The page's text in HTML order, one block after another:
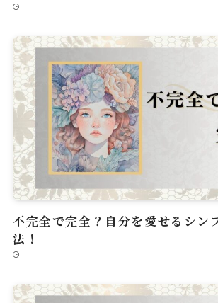
不完全で完全？自分を愛せるシン
法！